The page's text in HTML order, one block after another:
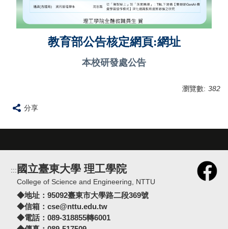
教育部公告核定網頁:網址
本校研發處公告
瀏覽數: 382
分享
::: 國立臺東大學 理工學院
College of Science and Engineering, NTTU
◆地址： 95092臺東市大學路二段369號
◆信箱： cse@nttu.edu.tw
◆電話：089-318855轉6001